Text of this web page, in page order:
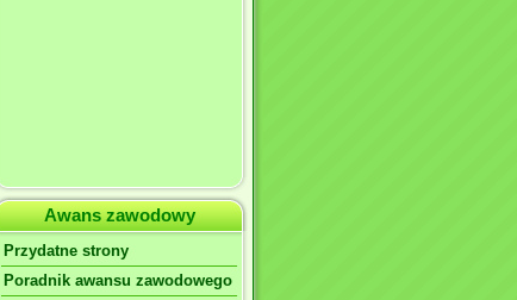
Awans zawodowy
Przydatne strony
Poradnik awansu zawodowego